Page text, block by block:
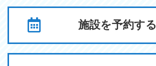
施設を予約する